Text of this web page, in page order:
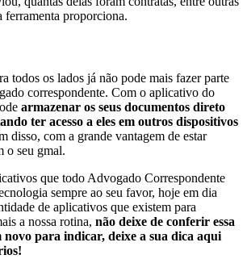
ferramenta proporciona.
todos os lados já não pode mais fazer parte
correspondente. Com o aplicativo do
armazenar os seus documentos direto
ter acesso a eles em outros dispositivos
disso, com a grande vantagem de estar
o seu gmal.
que todo Advogado Correspondente
sempre ao seu favor, hoje em dia
de aplicativos que existem para
a nossa rotina, não deixe de conferir essa
novo para indicar, deixe a sua dica aqui